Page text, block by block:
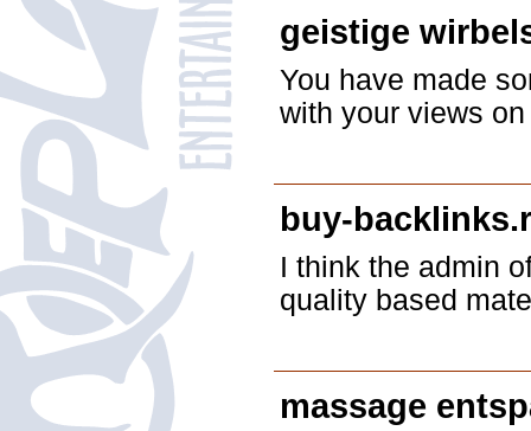
geistige
You have made
with your views
buy-
I think the admin
quality based
massage